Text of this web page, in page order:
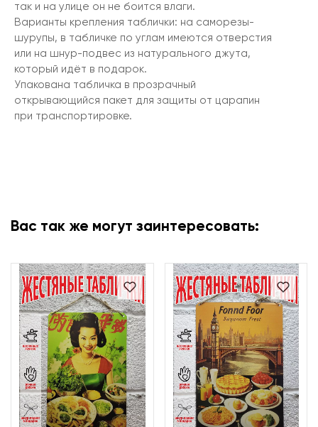
так и на улице он не боится влаги.
Варианты крепления таблички: на саморезы-
шурупы, в табличке по углам имеются отверстия
или на шнур-подвес из натурального джута,
который идёт в подарок.
Упакована табличка в прозрачный
открывающийся пакет для защиты от царапин
при транспортировке.
Вас так же могут заинтересовать: